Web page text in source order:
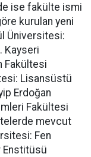
ise fakülte ismi
kurulan yeni
Üniversitesi:
Kayseri
Fakültesi
Lisansüstü
Erdoğan
Fakültesi
mevcut
Fen
Enstitüsü